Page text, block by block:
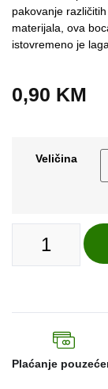
pakovanje
materijala, ova
istovremeno je
0,90 KM
Veličina
Plaćanje